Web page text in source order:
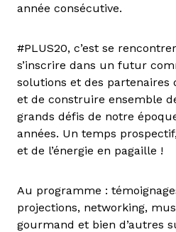
année consécutive.
#PLUS20, c’est se
s’inscrire dans un futur
solutions et des partenaires
et de construire ensemble
grands défis de notre
années. Un temps
et de l’énergie en pagaille !
Au programme :
projections, networking,
gourmand et bien d’autres